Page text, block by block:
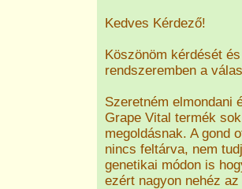
Kedves Kérdező!
Köszönöm kérdését
rendszeremben a
Szeretném elmondani
Grape Vital termék
megoldásnak. A gond
nincs feltárva, nem
genetikai módon is
ezért nagyon nehéz